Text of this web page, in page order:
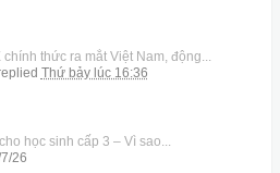
chính thức ra mắt Việt Nam, động...
Thứ bảy lúc 16:36
học sinh cấp 3 – Vì sao...
26